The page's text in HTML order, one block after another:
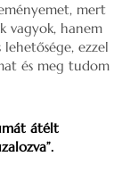
mert
vagyok, hanem
ezzel
és meg tudom
átélt